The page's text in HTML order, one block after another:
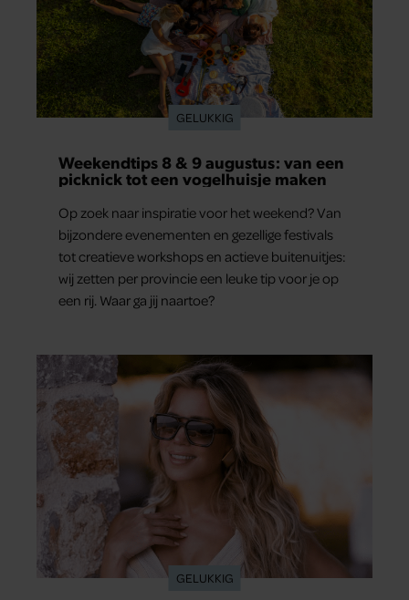
GELUKKIG
Weekendtips 8 & 9 augustus: van een
picknick tot een vogelhuisje maken
Op zoek naar inspiratie voor het weekend? Van
bijzondere evenementen en gezellige festivals
tot creatieve workshops en actieve buitenuitjes:
wij zetten per provincie een leuke tip voor je op
een rij. Waar ga jij naartoe?
GELUKKIG